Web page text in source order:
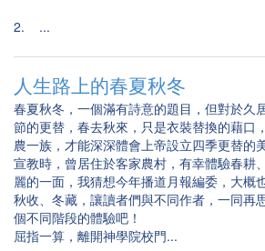
2. ...
人生路上的春夏秋冬
春夏秋冬，一個滿有詩意的題目，但對於久
節的更替，春去秋來，只是衣裝替換的藉口
農一族，才能深深體會上帝設立四季更替的
宣教時，曾居住於客家農村，有幸體驗春耕
麗的一面，我猜想今年播道月報編委，大概
秋收、冬藏，讓讀者們與不同作者，一同再
個不同階段的體驗吧！
屈指一算，離開神學院校門...